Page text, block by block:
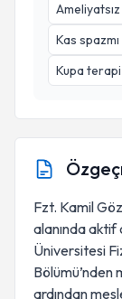
Kas spazmı
Kupa terapi
Fzt. Kamil
alanında
Üniversitesi
Bölümü’nden
ardından